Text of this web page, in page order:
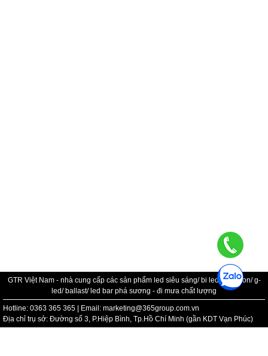
GTR Việt Nam - nhà cung cấp các sản phẩm led siêu sáng/ bi led/ bi xenon/ g-
led/ ballast/ led bar phá sương - đi mưa chất lượng
Hotline: 0363 365 365 | Email: marketing@365group.com.vn
Địa chỉ trụ sở: Đường số 3, P.Hiệp Bình, Tp.Hồ Chí Minh (gần KDT Vạn Phúc)